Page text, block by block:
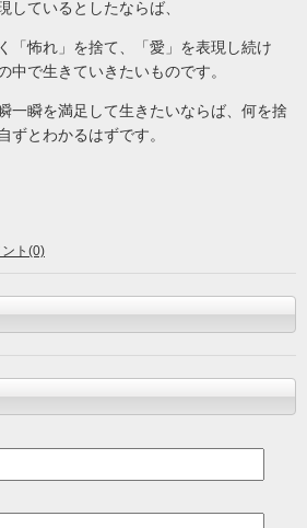
しているとしたならば、
「怖れ」を捨て、「愛」を表現し続け
中で生きていきたいものです。
一瞬を満足して生きたいならば、何を捨
ずとわかるはずです。
ント(0)